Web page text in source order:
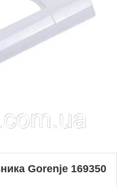
Gorenje 169350